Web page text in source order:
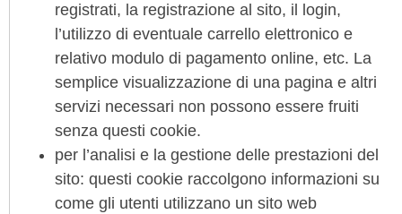
registrati, la registrazione al sito, il login,
l’utilizzo di eventuale carrello elettronico e
relativo modulo di pagamento online, etc. La
semplice visualizzazione di una pagina e altri
servizi necessari non possono essere fruiti
senza questi cookie.
per l’analisi e la gestione delle prestazioni del
sito: questi cookie raccolgono informazioni su
come gli utenti utilizzano un sito web